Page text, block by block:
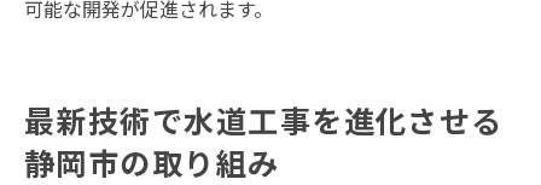
可能な開発が促進されます。
最新技術で水道工事を進化させる
静岡市の取り組み